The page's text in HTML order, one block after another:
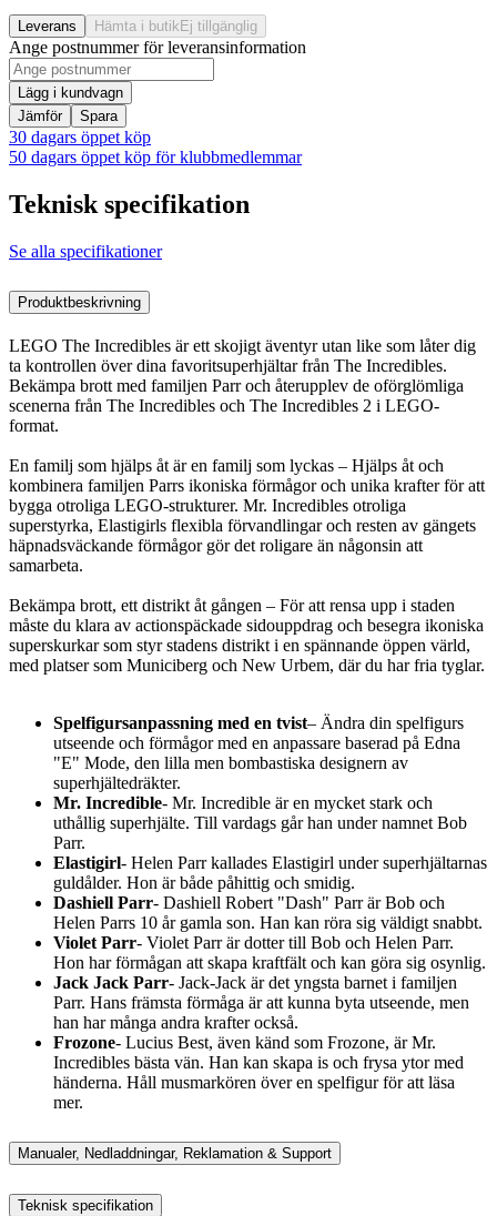
Leverans Hämta i butik Ej tillgänglig
Ange postnummer för leveransinformation
Lägg i kundvagn
Jämför
Spara
30 dagars öppet köp
50 dagars öppet köp för klubbmedlemmar
Teknisk specifikation
Se alla specifikationer
Produktbeskrivning
LEGO The Incredibles är ett skojigt äventyr utan like som låter dig
ta kontrollen över dina favoritsuperhjältar från The Incredibles.
Bekämpa brott med familjen Parr och återupplev de oförglömliga
scenerna från The Incredibles och The Incredibles 2 i LEGO-
format.
En familj som hjälps åt är en familj som lyckas – Hjälps åt och
kombinera familjen Parrs ikoniska förmågor och unika krafter för att
bygga otroliga LEGO-strukturer. Mr. Incredibles otroliga
superstyrka, Elastigirls flexibla förvandlingar och resten av gängets
häpnadsväckande förmågor gör det roligare än någonsin att
samarbeta.
Bekämpa brott, ett distrikt åt gången – För att rensa upp i staden
måste du klara av actionspäckade sidouppdrag och besegra ikoniska
superskurkar som styr stadens distrikt i en spännande öppen värld,
med platser som Municiberg och New Urbem, där du har fria tyglar.
Spelfigursanpassning med en tvist– Ändra din spelfigurs
utseende och förmågor med en anpassare baserad på Edna
"E" Mode, den lilla men bombastiska designern av
superhjältedräkter.
Mr. Incredible- Mr. Incredible är en mycket stark och
uthållig superhjälte. Till vardags går han under namnet Bob
Parr.
Elastigirl- Helen Parr kallades Elastigirl under superhjältarnas
guldålder. Hon är både påhittig och smidig.
Dashiell Parr- Dashiell Robert "Dash" Parr är Bob och
Helen Parrs 10 år gamla son. Han kan röra sig väldigt snabbt.
Violet Parr- Violet Parr är dotter till Bob och Helen Parr.
Hon har förmågan att skapa kraftfält och kan göra sig osynlig.
Jack Jack Parr- Jack-Jack är det yngsta barnet i familjen
Parr. Hans främsta förmåga är att kunna byta utseende, men
han har många andra krafter också.
Frozone- Lucius Best, även känd som Frozone, är Mr.
Incredibles bästa vän. Han kan skapa is och frysa ytor med
händerna. Håll musmarkören över en spelfigur för att läsa
mer.
Manualer, Nedladdningar, Reklamation & Support
Teknisk specifikation